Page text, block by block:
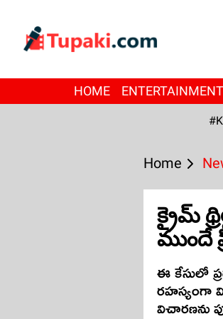
HOME ENTERTAINMENT
Home
క్రైమ్
ఈ కేసులో
రహస్యంగా
విచారణను